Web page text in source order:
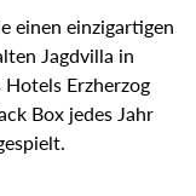
einen einzigartigen
Jagdvilla in
Erzherzog
Box jedes Jahr